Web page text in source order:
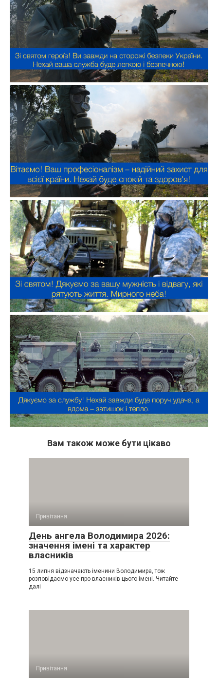
Вам також може бути цікаво
Привітання
День ангела Володимира 2026:
значення імені та характер
власників
15 липня відзначають іменини Володимира, тож
розповідаємо усе про власників цього імені. Читайте
далі
Привітання